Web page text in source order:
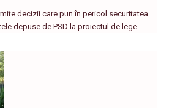
decizii care pun în pericol securitatea
depuse de PSD la proiectul de lege…